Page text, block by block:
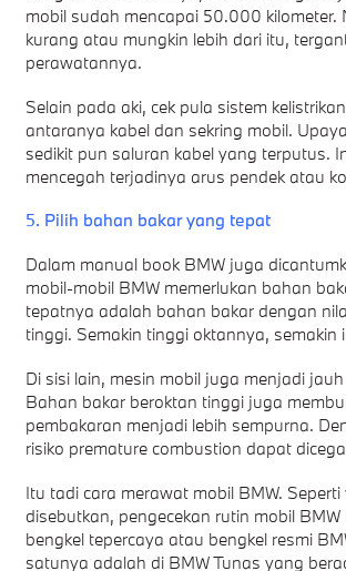
mobil sudah mencapai 50.000 kilometer.
kurang atau mungkin lebih dari itu,
perawatannya.
Selain pada aki, cek pula sistem
antaranya kabel dan sekring mobil.
sedikit pun saluran kabel yang terputus.
mencegah terjadinya arus pendek atau
5. Pilih bahan bakar yang tepat
Dalam manual book BMW juga
mobil-mobil BMW memerlukan bahan
tepatnya adalah bahan bakar dengan
tinggi. Semakin tinggi oktannya, semakin
Di sisi lain, mesin mobil juga menjadi
Bahan bakar beroktan tinggi juga
pembakaran menjadi lebih sempurna.
risiko premature combustion dapat
Itu tadi cara merawat mobil BMW.
disebutkan, pengecekan rutin mobil
bengkel tepercaya atau bengkel resmi
satunya adalah di BMW Tunas yang